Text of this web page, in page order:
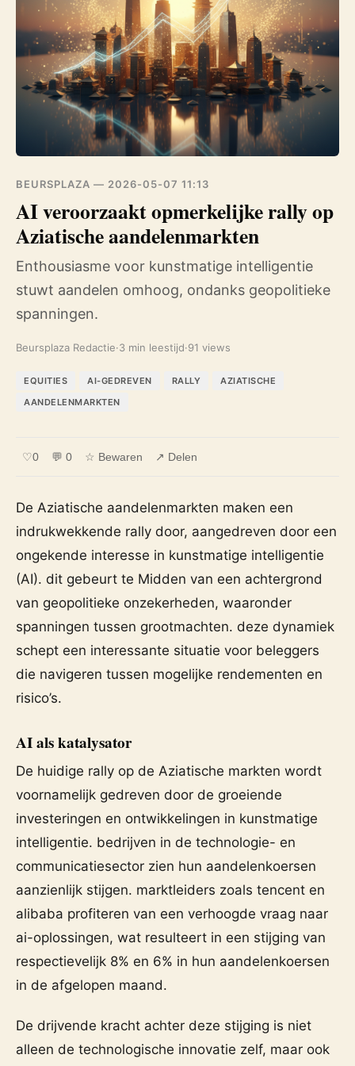
BEURSPLAZA — 2026-05-07 11:13
AI veroorzaakt opmerkelijke rally op
Aziatische aandelenmarkten
Enthousiasme voor kunstmatige intelligentie
stuwt aandelen omhoog, ondanks geopolitieke
spanningen.
Beursplaza Redactie·3 min leestijd·91 views
EQUITIES AI-GEDREVEN RALLY
AZIATISCHE
AANDELENMARKTEN
♡0 💬 0 ☆ Bewaren ↗ Delen
De Aziatische aandelenmarkten maken een
indrukwekkende rally door, aangedreven door een
ongekende interesse in kunstmatige intelligentie
(AI). dit gebeurt te Midden van een achtergrond
van geopolitieke onzekerheden, waaronder
spanningen tussen grootmachten. deze dynamiek
schept een interessante situatie voor beleggers
die navigeren tussen mogelijke rendementen en
risico’s.
AI als katalysator
De huidige rally op de Aziatische markten wordt
voornamelijk gedreven door de groeiende
investeringen en ontwikkelingen in kunstmatige
intelligentie. bedrijven in de technologie- en
communicatiesector zien hun aandelenkoersen
aanzienlijk stijgen. marktleiders zoals tencent en
alibaba profiteren van een verhoogde vraag naar
ai-oplossingen, wat resulteert in een stijging van
respectievelijk 8% en 6% in hun aandelenkoersen
in de afgelopen maand.
De drijvende kracht achter deze stijging is niet
alleen de technologische innovatie zelf, maar ook